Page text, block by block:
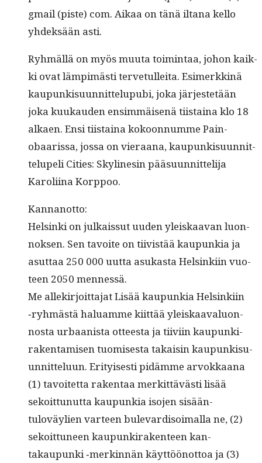
gmail (piste) com. Aikaa on tänä iltana kel­lo
yhdek­sään asti.
Ryh­mäl­lä on myös muu­ta toim­intaa, johon kaik­
ki ovat lämpimästi ter­ve­tullei­ta. Esimerkkinä
kaupunkisu­un­nit­telupu­bi, joka jär­jestetään
joka kuukau­den ensim­mäisenä tiis­taina klo 18
alka­en. Ensi tiis­taina kokoon­numme Pain­
obaaris­sa, jos­sa on vier­aana, kaupunkisu­un­nit­
telu­peli Cities: Sky­li­nesin pää­su­un­nit­teli­ja
Karoli­ina Korppoo.
Kan­nan­ot­to:
Helsin­ki on julkaissut uuden yleiskaa­van luon­
nok­sen. Sen tavoite on tiivistää kaupunkia ja
asut­taa 250 000 uut­ta asukas­ta Helsinki­in vuo­
teen 2050 mennessä.
Me allekir­joit­ta­jat Lisää kaupunkia Helsinki­in
‑ryh­mästä halu­amme kiit­tää yleiskaaval­u­on­
nos­ta urbaanista otteesta ja tiivi­in kaupunki­
rak­en­tamisen tuomis­es­ta takaisin kaupunkisu­
un­nit­telu­un. Eri­tyis­es­ti pidämme arvokkaana
(1) tavoitet­ta rak­en­taa merkit­tävästi lisää
sekoit­tunut­ta kaupunkia iso­jen sisään­
tuloväylien var­teen bule­vardis­oimal­la ne, (2)
sekoit­tuneen kaupunki­rak­en­teen kan­
takaupun­ki ‑merkin­nän käyt­töönot­toa ja (3)